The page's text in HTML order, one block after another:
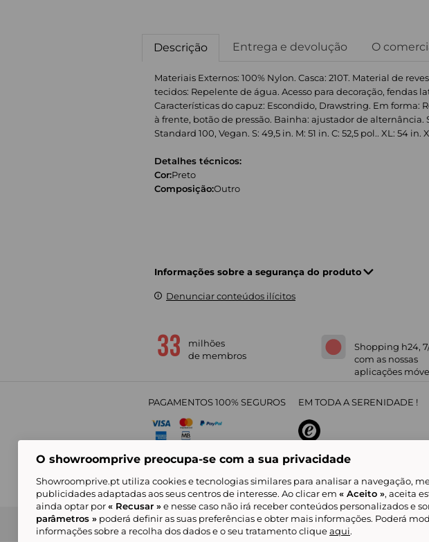
Descrição Entrega e devolução O
Materiais Externos: 100% Nylon. Casca: 210T. Material de
tecidos: Repelente de água. Acesso para decoração, fendas
Características do capuz: Escondido, Drawstring. Em forma:
à frente, botão de pressão. Bainha: ajustador de
Standard 100, Vegan. S: 49,5 in. M: 51 in. C: 52,5 pol.. XL: 54 in.
Detalhes técnicos:
Cor:Preto
Composição:Outro
Informações sobre a segurança do produto
Denunciar conteúdos ilícitos
milhões
de membros
Shopping h24,
com as nossas
aplicações
PAGAMENTOS 100% SEGUROS EM TODA A SERENIDADE !
4,31/5 sobre
Condições Gerais de Venda Política de Confidencialidade Livro de
de Marketplace
O showroomprive preocupa-se com a sua privacidade
Showroomprive.pt utiliza cookies e tecnologias similares para analisar a navegação,
publicidades adaptadas aos seus centros de interesse. Ao clicar em « Aceito », aceita
ainda optar por« Recusar »e nesse caso não irá receber conteúdos personalizados e
parâmetros » poderá definir as suas preferências e obter mais informações. Poderá
informações sobre a recolha dos dados e o seu tratamento cliqueaqui.